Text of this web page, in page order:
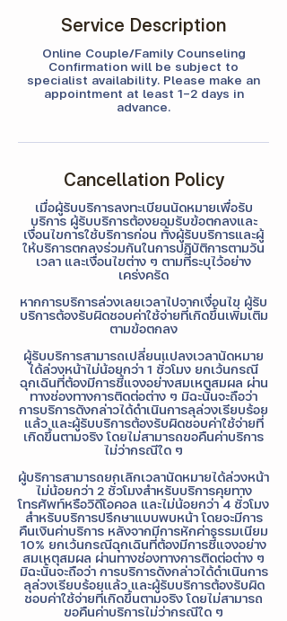
Service Description
Online Couple/Family Counseling
Confirmation will be subject to
specialist availability. Please make an
appointment at least 1-2 days in
advance.
Cancellation Policy
เมื่อผู้รับบริการลงทะเบียนนัดหมายเพื่อรับ
บริการ ผู้รับบริการต้องยอมรับข้อตกลงและ
เงื่อนไขการใช้บริการก่อน ทั้งผู้รับบริการและผู้
ให้บริการตกลงร่วมกันในการปฏิบัติการตามวัน
เวลา และเงื่อนไขต่าง ๆ ตามที่ระบุไว้อย่าง
เคร่งครัด
หากการบริการล่วงเลยเวลาไปจากเงื่อนไข ผู้รับ
บริการต้องรับผิดชอบค่าใช้จ่ายที่เกิดขึ้นเพิ่มเติม
ตามข้อตกลง
ผู้รับบริการสามารถเปลี่ยนแปลงเวลานัดหมาย
ได้ล่วงหน้าไม่น้อยกว่า 1 ชั่วโมง ยกเว้นกรณี
ฉุกเฉินที่ต้องมีการชี้แจงอย่างสมเหตุสมผล ผ่าน
ทางช่องทางการติดต่อต่าง ๆ มิฉะนั้นจะถือว่า
การบริการดังกล่าวได้ดำเนินการลุล่วงเรียบร้อย
แล้ว และผู้รับบริการต้องรับผิดชอบค่าใช้จ่ายที่
เกิดขึ้นตามจริง โดยไม่สามารถขอคืนค่าบริการ
ไม่ว่ากรณีใด ๆ
ผู้บริการสามารถยกเลิกเวลานัดหมายได้ล่วงหน้า
ไม่น้อยกว่า 2 ชั่วโมงสำหรับบริการคุยทาง
โทรศัพท์หรือวิดีโอคอล และไม่น้อยกว่า 4 ชั่วโมง
สำหรับบริการปรึกษาแบบพบหน้า โดยจะมีการ
คืนเงินค่าบริการ หลังจากมีการหักค่าธรรมเนียม
10% ยกเว้นกรณีฉุกเฉินที่ต้องมีการชี้แจงอย่าง
สมเหตุสมผล ผ่านทางช่องทางการติดต่อต่าง ๆ
มิฉะนั้นจะถือว่า การบริการดังกล่าวได้ดำเนินการ
ลุล่วงเรียบร้อยแล้ว และผู้รับบริการต้องรับผิด
ชอบค่าใช้จ่ายที่เกิดขึ้นตามจริง โดยไม่สามารถ
ขอคืนค่าบริการไม่ว่ากรณีใด ๆ